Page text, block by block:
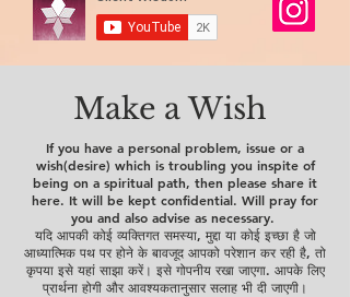
Make a Wish
If you have a personal problem, issue or a
wish(desire) which is troubling you inspite of
being on a spiritual path, then please share it
here. It will be kept confidential. Will pray for
you and also advise as necessary.
यदि आपकी कोई व्यक्तिगत समस्या, मुद्दा या कोई इच्छा है जो
आध्यात्मिक पथ पर होने के बावजूद आपको परेशान कर रही है, तो
कृपया इसे यहां साझा करें। इसे गोपनीय रखा जाएगा. आपके लिए
प्रार्थना होगी और आवश्यकतानुसार सलाह भी दी जाएगी।